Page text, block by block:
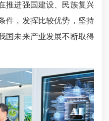
推进强国建设、民族复兴
件，发挥比较优势，坚持
国未来产业发展不断取得